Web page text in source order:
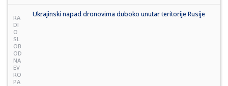
RA
DI
O
SL
OB
OD
NA
EV
RO
PA
Ukrajinski napad dronovima duboko unutar teritorije Rusije